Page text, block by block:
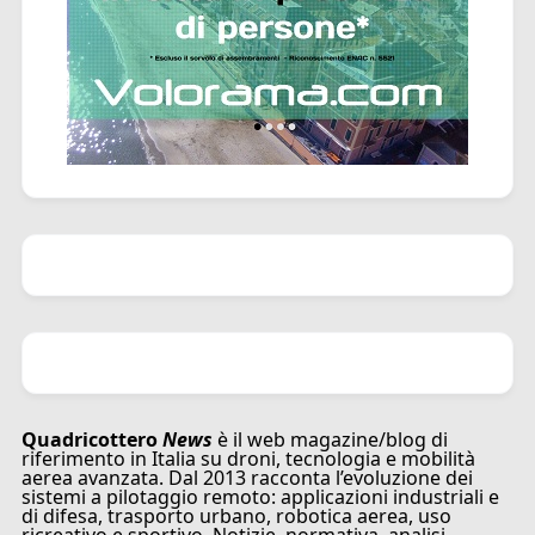
QuadricotteroNews è il web magazine/blog di
riferimento in Italia su droni, tecnologia e mobilità
aerea avanzata. Dal 2013 racconta l’evoluzione dei
sistemi a pilotaggio remoto: applicazioni industriali e
di difesa, trasporto urbano, robotica aerea, uso